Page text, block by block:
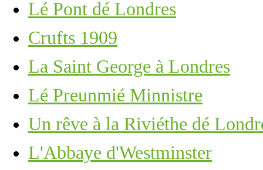
Lé Pont dé Londres
Crufts 1909
La Saint George à Londres
Lé Preunmié Minnistre
Un rêve à la Riviéthe dé
L'Abbaye d'Westminster